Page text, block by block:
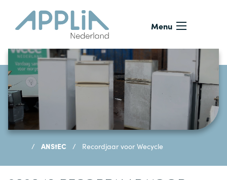
Ga naar de inhoud
Menu
ANStEC Recordjaar voor Wecycle